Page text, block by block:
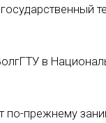
в
по-прежнему